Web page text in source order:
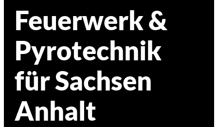
Feuerwerk &
Pyrotechnik
für Sachsen
Anhalt